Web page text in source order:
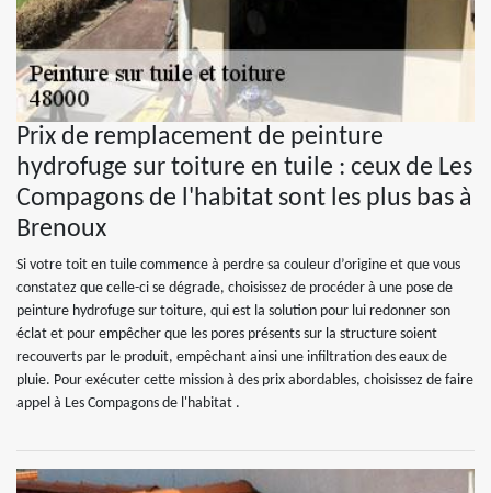
Prix de remplacement de peinture
hydrofuge sur toiture en tuile : ceux de Les
Compagons de l'habitat sont les plus bas à
Brenoux
Si votre toit en tuile commence à perdre sa couleur d’origine et que vous
constatez que celle-ci se dégrade, choisissez de procéder à une pose de
peinture hydrofuge sur toiture, qui est la solution pour lui redonner son
éclat et pour empêcher que les pores présents sur la structure soient
recouverts par le produit, empêchant ainsi une infiltration des eaux de
pluie. Pour exécuter cette mission à des prix abordables, choisissez de faire
appel à Les Compagons de l'habitat .